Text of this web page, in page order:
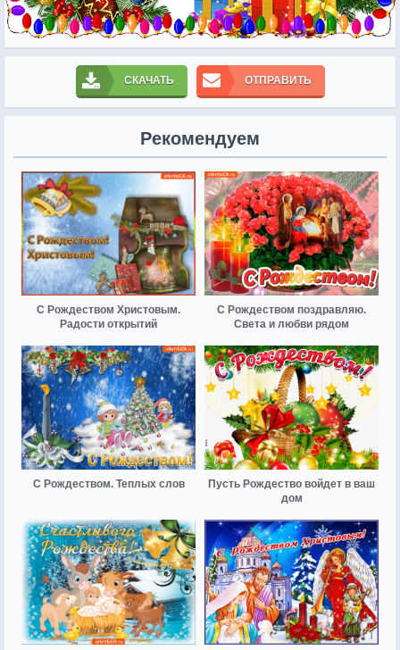
СКАЧАТЬ ОТПРАВИТЬ
Рекомендуем
С Рождеством Христовым.
Радости открытий
С Рождеством поздравляю.
Света и любви рядом
С Рождеством. Теплых слов
Пусть Рождество войдет в ваш
дом